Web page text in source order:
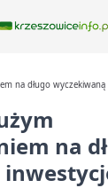
na długo wyczekiwaną
na